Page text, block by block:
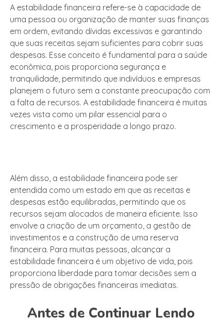
A estabilidade financeira refere-se à capacidade de
uma pessoa ou organização de manter suas finanças
em ordem, evitando dívidas excessivas e garantindo
que suas receitas sejam suficientes para cobrir suas
despesas. Esse conceito é fundamental para a saúde
econômica, pois proporciona segurança e
tranquilidade, permitindo que indivíduos e empresas
planejem o futuro sem a constante preocupação com
a falta de recursos. A estabilidade financeira é muitas
vezes vista como um pilar essencial para o
crescimento e a prosperidade a longo prazo.
Além disso, a estabilidade financeira pode ser
entendida como um estado em que as receitas e
despesas estão equilibradas, permitindo que os
recursos sejam alocados de maneira eficiente. Isso
envolve a criação de um orçamento, a gestão de
investimentos e a construção de uma reserva
financeira. Para muitas pessoas, alcançar a
estabilidade financeira é um objetivo de vida, pois
proporciona liberdade para tomar decisões sem a
pressão de obrigações financeiras imediatas.
Antes de Continuar Lendo